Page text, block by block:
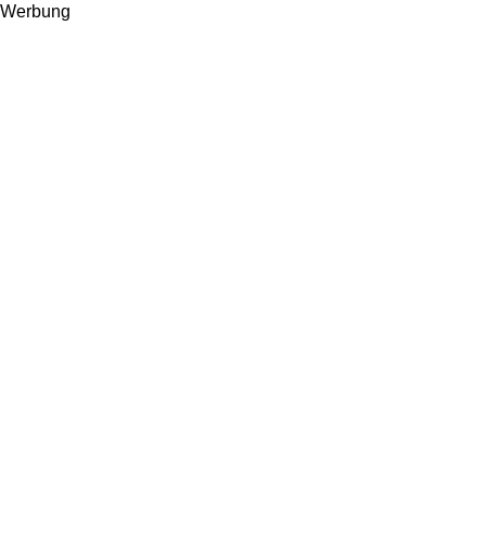
Werbung